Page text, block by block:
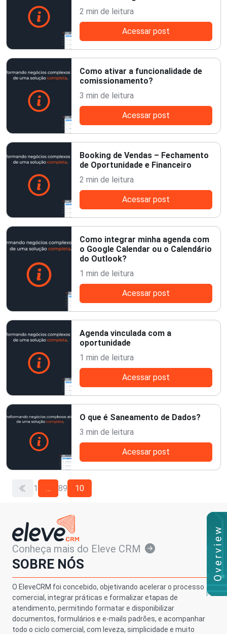
2 min de leitura
Acessar post
Como ativar a funcionalidade de
comissionamento?
3 min de leitura
Acessar post
Booking de Vendas – Fechamento
de Oportunidade e Financeiro
2 min de leitura
Acessar post
Como integrar minha agenda com
o Google Calendar ou o Calendário
do Outlook?
1 min de leitura
Acessar post
Agenda vinculada com a
oportunidade
1 min de leitura
Acessar post
O que é Saneamento de Dados?
3 min de leitura
Acessar post
1 … 89 10
Conheça mais do Eleve CRM
SOBRE NÓS
O EleveCRM foi concebido, objetivando acelerar o processo
comercial, integrar práticas e formalizar etapas de
atendimento, permitindo formatar e disponibilizar
documentos, formulários e e-mails padrões, e acompanhar
todo o ciclo comercial, com leveza, simplicidade e muito